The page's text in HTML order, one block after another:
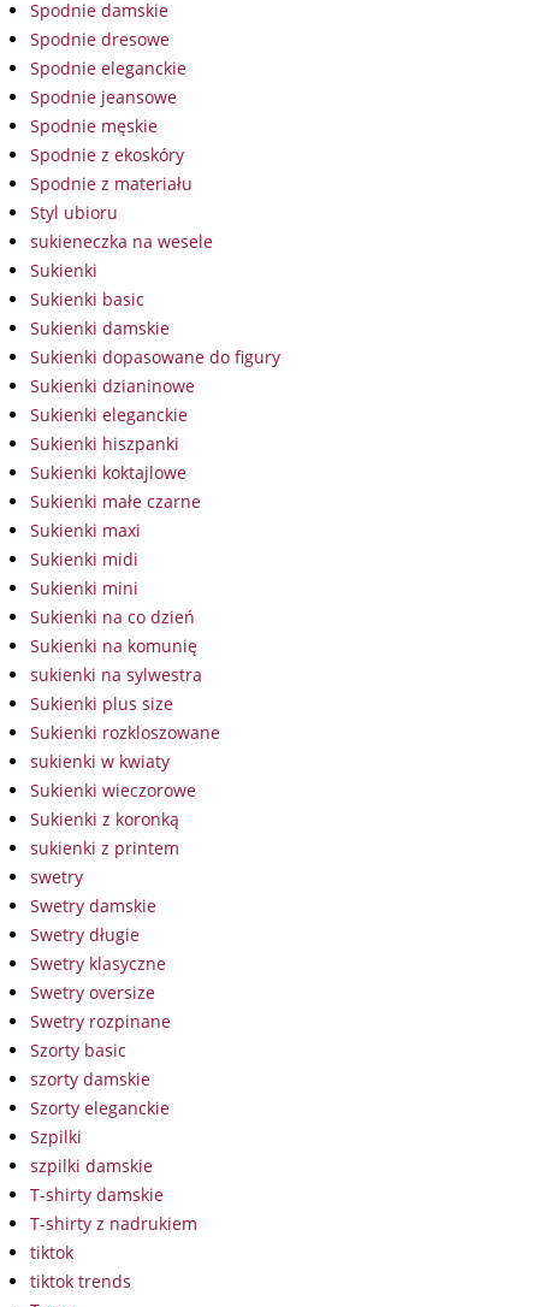
Spodnie damskie
Spodnie dresowe
Spodnie eleganckie
Spodnie jeansowe
Spodnie męskie
Spodnie z ekoskóry
Spodnie z materiału
Styl ubioru
sukieneczka na wesele
Sukienki
Sukienki basic
Sukienki damskie
Sukienki dopasowane do figury
Sukienki dzianinowe
Sukienki eleganckie
Sukienki hiszpanki
Sukienki koktajlowe
Sukienki małe czarne
Sukienki maxi
Sukienki midi
Sukienki mini
Sukienki na co dzień
Sukienki na komunię
sukienki na sylwestra
Sukienki plus size
Sukienki rozkloszowane
sukienki w kwiaty
Sukienki wieczorowe
Sukienki z koronką
sukienki z printem
swetry
Swetry damskie
Swetry długie
Swetry klasyczne
Swetry oversize
Swetry rozpinane
Szorty basic
szorty damskie
Szorty eleganckie
Szpilki
szpilki damskie
T-shirty damskie
T-shirty z nadrukiem
tiktok
tiktok trends